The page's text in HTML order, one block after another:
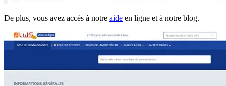
De plus, vous avez accès à notre aide en ligne et à notre blog.